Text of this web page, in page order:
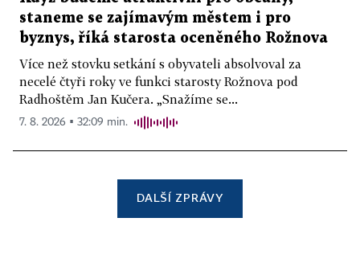
staneme se zajímavým městem i pro
byznys, říká starosta oceněného Rožnova
Více než stovku setkání s obyvateli absolvoval za
necelé čtyři roky ve funkci starosty Rožnova pod
Radhoštěm Jan Kučera. „Snažíme se...
7. 8. 2026 ▪ 32:09 min.
DALŠÍ ZPRÁVY